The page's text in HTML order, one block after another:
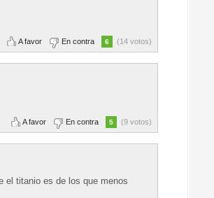
A favor En contra 6 (14 votos)
A favor En contra 5 (9 votos)
el titanio es de los que menos